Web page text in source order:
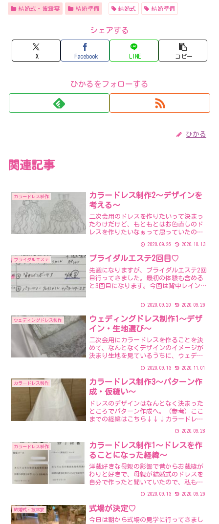
結婚式・披露宴 結婚準備 結婚式 結婚準備
シェアする
X Facebook LINE コピー
ひかるをフォローする
ひかる
関連記事
カラードレス制作
カラードレス制作2～デザインを
考える～
二次会用のドレスを作りたいって決まっ
たわけだけど、もともとはお色直しのド
レスを作りたいなぁって思っていたのが
とになった経緯）披露宴会場が持ち込み
不可だったのでお色直しは諦めたけど、
その時にイメージしていた...
2020.09.26 2020.10.13
ブライダルエステ ブライダルエステ2回目♡
先週になりますが、ブライダルエステ2回
目行ってきました。最初の体験も含める
と3回目になります。今回は背中レインボ
てもらいました。自分で見えないので何
をされているのかよくわからなかった
(^^;私は背中にニキ...
2020.09.20 2020.09.26
ウェディングドレス制作
ウェディングドレス制作1～デザ
イン・生地選び～
二次会用にカラードレスを作ることを決
めて、なんとなくデザインのイメージが
決まり生地を見ているうちに、ウェディ
も目に入るようになり、やっぱり白いド
レスも作ろうかなぁって思ってきまし
た。そもそもがお色直し用の...
2020.09.13 2020.11.01
カラードレス制作
カラードレス制作3～パターン作
成・仮縫い～
ドレスのデザインはなんとなく決まった
ところでパターン作成へ。（参考）ここ
までの経緯はこちら↓↓↓カラードレス
カラードレス制作2～デザインを考える～
まずは原型からビスチェ部分を作りたい
んだけど、いったいど...
2020.09.28
カラードレス制作
カラードレス制作1～ドレスを作
ることになった経緯～
洋裁好きな母親の影響で昔からお裁縫が
わりと好きで、母親が結婚式のドレスを
自分で作ったと聞いていたので、私もお
な〜って思っていました。作るなら全て
自分で作りたい。つまり市販の型紙とか
は使いたくなくて。まずは...
2020.09.13 2020.09.26
結婚式・披露宴 式場が決定♡
今日は朝から式場の見学に行ってきまし